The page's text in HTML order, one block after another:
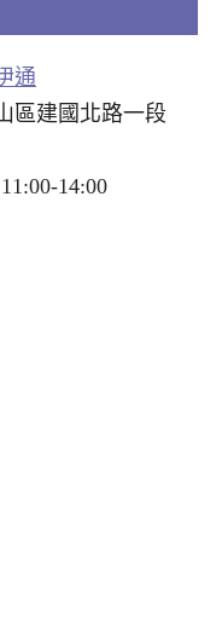
通
區建國北路一段
14:00